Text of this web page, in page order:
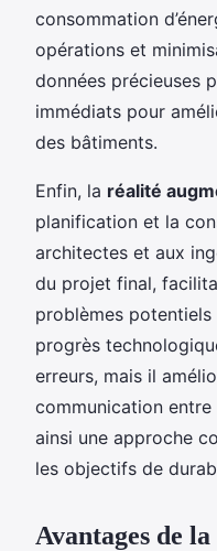
consommation
opérations et
données précieuses
immédiats pour
des bâtiments.
Enfin, la réalité
planification et la
architectes et aux
du projet final,
problèmes potentiels
progrès
erreurs, mais il
communication
ainsi une approche
les objectifs de
Avantages de